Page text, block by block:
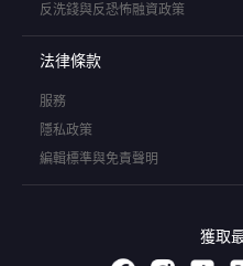
反洗錢與反恐怖融資政策
法律條款
服務
隱私政策
編輯標準與免責聲明
獲取